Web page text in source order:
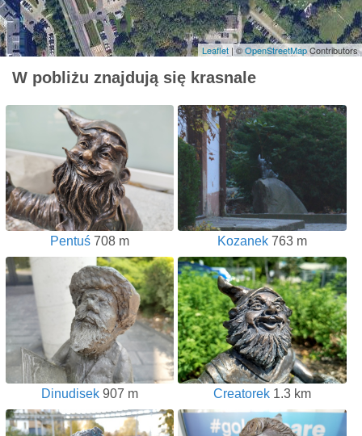
Leaflet | ©OpenStreetMapContributors
W pobliżu znajdują się krasnale
Pentuś 708 m Kozanek763 m
Dinudisek 907 m Creatorek1.3 km